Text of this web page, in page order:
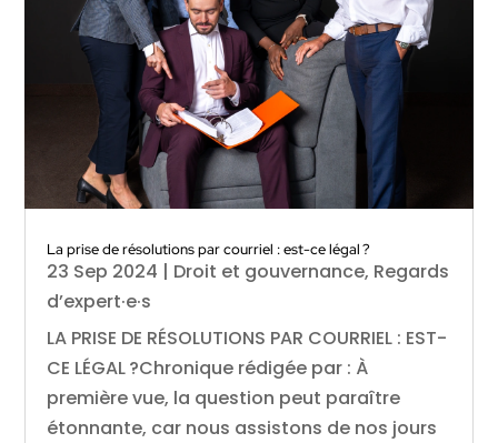
La prise de résolutions par courriel : est-ce légal ?
23 Sep 2024 | Droit et gouvernance, Regards
d’expert·e·s
LA PRISE DE RÉSOLUTIONS PAR COURRIEL : EST-
CE LÉGAL ?Chronique rédigée par : À
première vue, la question peut paraître
étonnante, car nous assistons de nos jours